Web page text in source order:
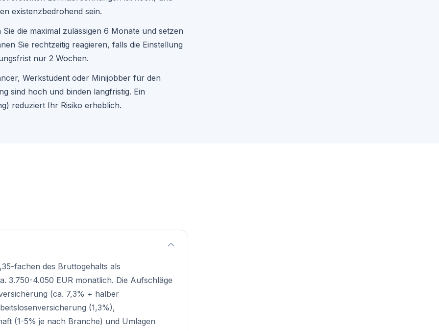
(bis zum drittletzten Bankarbeitstag des Monats!)
und Lohnsteuer empfindliche Nachzahlungen und
die Lohnabrechnung von einem Steuerberater oder einem
existenzbedrohend sein.
die maximal zulässigen 6 Monate und setzen
Sie rechtzeitig reagieren, falls die Einstellung
nur 2 Wochen.
Werkstudent oder Minijobber für den
sind hoch und binden langfristig. Ein
reduziert Ihr Risiko erheblich.
fachen des Bruttogehalts als
3.750-4.050 EUR monatlich. Die Aufschläge
(ca. 7,3% + halber
(1,3%),
(1-5% je nach Branche) und Umlagen